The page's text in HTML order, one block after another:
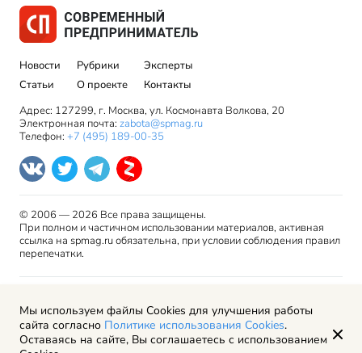
Новости
Статьи
Рубрики
О проекте
Эксперты
Контакты
Адрес: 127299, г. Москва, ул. Космонавта Волкова, 20
Электронная почта: zabota@spmag.ru
Телефон: +7 (495) 189-00-35
© 2006 — 2026 Все права защищены.
При полном и частичном использовании материалов, активная
ссылка на spmag.ru обязательна, при условии соблюдения правил
перепечатки.
права
Пользовательское соглашение
Политика обработки персональных данных
Мы используем файлы Cookies для улучшения работы
сайта согласно Политике использования Cookies.
Оставаясь на сайте, Вы соглашаетесь с использованием